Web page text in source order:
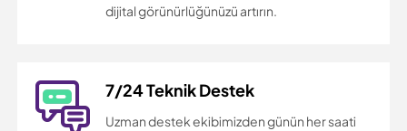
dijital görünürlüğünüzü artırın.
7/24 Teknik Destek
Uzman destek ekibimizden günün her saati